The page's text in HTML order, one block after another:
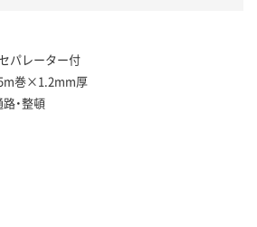
パレーター付
巻×1.2mm厚
・整頓